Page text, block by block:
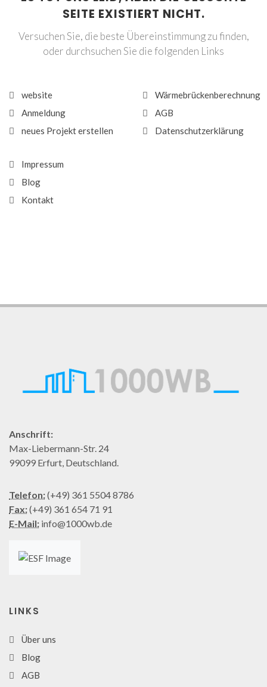
SEITE EXISTIERT NICHT.
Versuchen Sie, die beste Übereinstimmung zu finden,
oder durchsuchen Sie die folgenden Links
website
Anmeldung
neues Projekt erstellen
Wärmebrückenberechnung
AGB
Datenschutzerklärung
Impressum
Blog
Kontakt
Anschrift:
Max-Liebermann-Str. 24
99099 Erfurt, Deutschland.
Telefon:(+49) 361 5504 8786
Fax:(+49) 361 654 71 91
E-Mail: info@1000wb.de
LINKS
Über uns
Blog
AGB